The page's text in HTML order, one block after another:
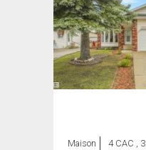
Maison
4 CAC , 3